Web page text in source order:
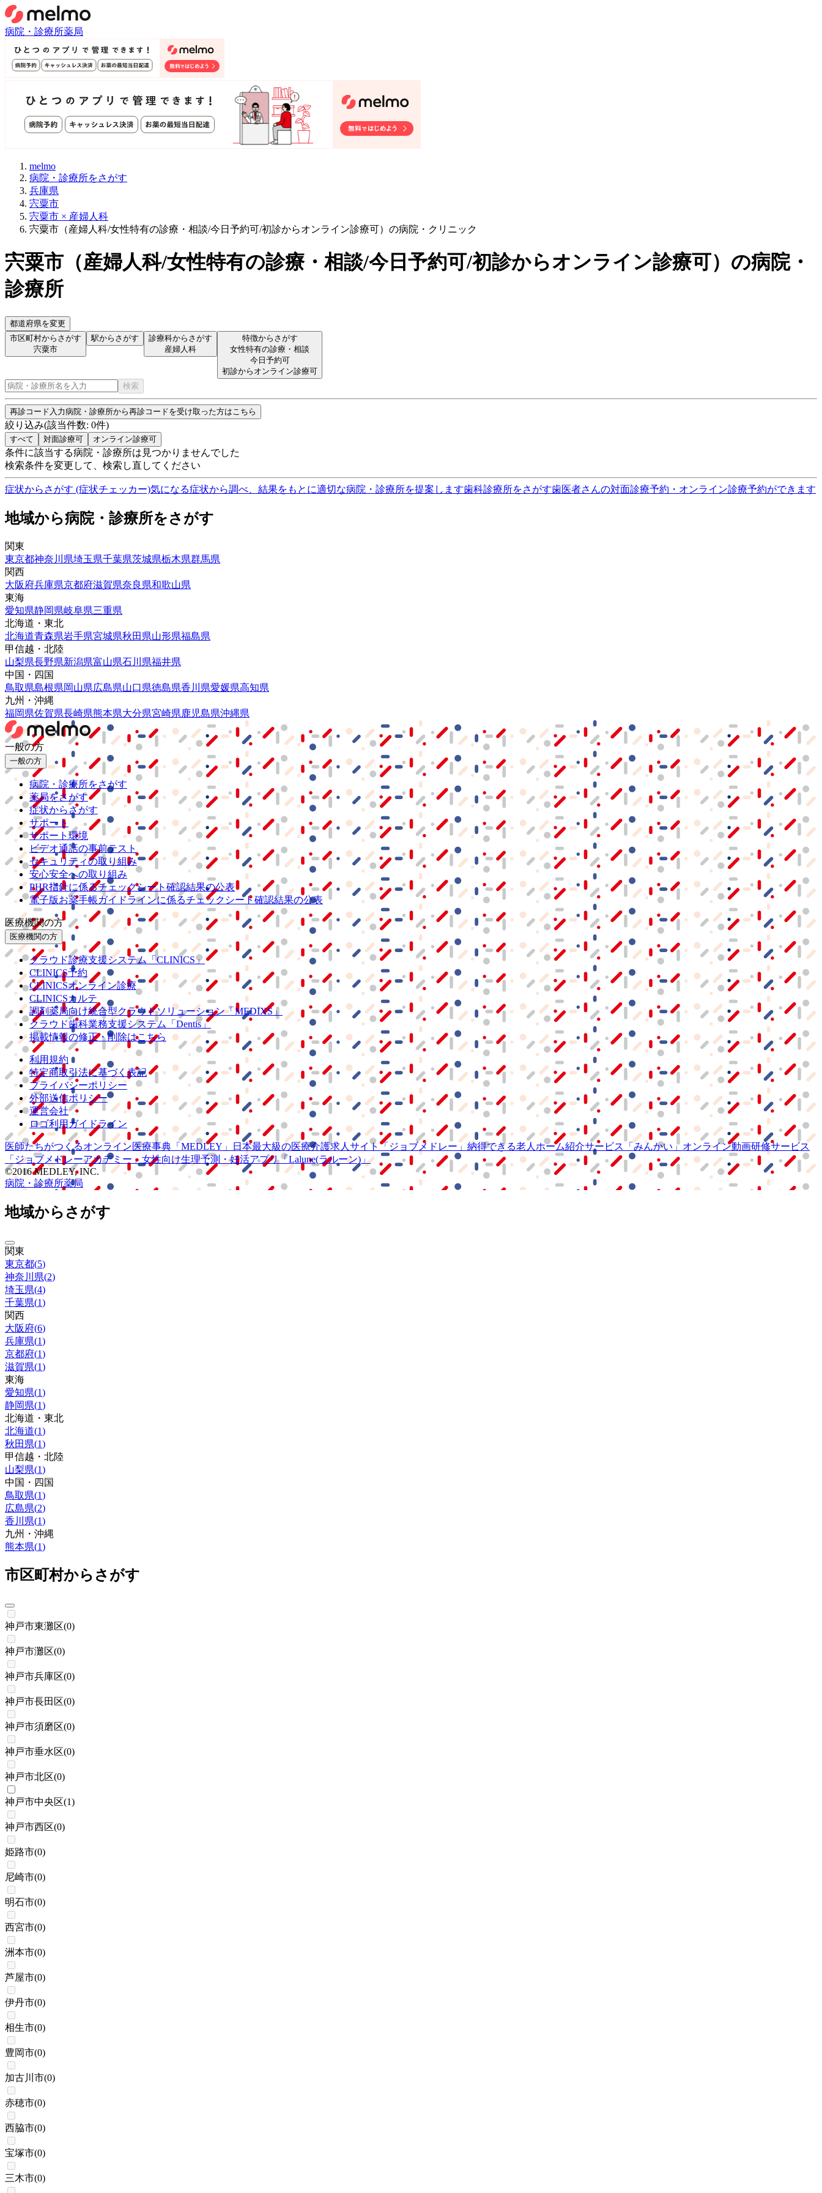
病院・診療所薬局
melmo
病院・診療所をさがす
兵庫県
宍粟市
宍粟市 × 産婦人科
宍粟市（産婦人科/女性特有の診療・相談/今日予約可/初診からオンライン診療可）の病院・クリニック
宍粟市 （産婦人科/女性特有の診療・相談/今日予約可/初診からオンライン診療可） の病院・
診療所
都道府県を変更
市区町村からさがす
宍粟市
駅からさがす
診療科からさがす
産婦人科
特徴からさがす
女性特有の診療・相談
今日予約可
初診からオンライン診療可
検索
再診コード入力病院・診療所から再診コードを受け取った方はこちら
絞り込み(該当件数: 0件)
すべて 対面診療可 オンライン診療可
条件に該当する病院・診療所は見つかりませんでした
検索条件を変更して、検索し直してください
症状からさがす (症状チェッカー)気になる症状から調べ、結果をもとに適切な病院・診療所を提案します歯科診療所をさがす歯医者さんの対面診療予約・オンライン診療予約ができます
地域から病院・診療所をさがす
関東
東京都神奈川県埼玉県千葉県茨城県栃木県群馬県
関西
大阪府兵庫県京都府滋賀県奈良県和歌山県
東海
愛知県静岡県岐阜県三重県
北海道・東北
北海道青森県岩手県宮城県秋田県山形県福島県
甲信越・北陸
山梨県長野県新潟県富山県石川県福井県
中国・四国
鳥取県島根県岡山県広島県山口県徳島県香川県愛媛県高知県
九州・沖縄
福岡県佐賀県長崎県熊本県大分県宮崎県鹿児島県沖縄県
一般の方
一般の方
病院・診療所をさがす
薬局をさがす
症状からさがす
サポート
サポート環境
ビデオ通話の事前テスト
セキュリティの取り組み
安心安全への取り組み
PHR指針に係るチェックシート確認結果の公表
電子版お薬手帳ガイドラインに係るチェックシート確認結果の公表
医療機関の方
医療機関の方
クラウド診療支援システム
「CLINICS」
CLINICS予約
CLINICSオンライン診療
CLINICSカルテ
調剤薬局向け統合型クラウドソリューション「MEDIXS」
クラウド歯科業務支援システム
「Dentis」
掲載情報の修正・削除はこちら
利用規約
特定商取引法に基づく表記
プライバシーポリシー
外部送信ポリシー
運営会社
ロゴ利用ガイドライン
医師たちがつくるオンライン医療事典 「MEDLEY」 日本最大級の医療介護求人サイト 「ジョブメドレー」 納得できる老人ホーム紹介サービス 「みんかい」 オンライン動画研修サービス
「ジョブメドレーアカデミー」 女性向け生理予測・妊活アプリ「Lalune(ラルーン)」
©2016 MEDLEY, INC.
病院・診療所薬局
地域からさがす
関東
東京都(5)
神奈川県(2)
埼玉県(4)
千葉県(1)
関西
大阪府(6)
兵庫県(1)
京都府(1)
滋賀県(1)
東海
愛知県(1)
静岡県(1)
北海道・東北
北海道(1)
秋田県(1)
甲信越・北陸
山梨県(1)
中国・四国
鳥取県(1)
広島県(2)
香川県(1)
九州・沖縄
熊本県(1)
市区町村からさがす
神戸市東灘区(0)
神戸市灘区(0)
神戸市兵庫区(0)
神戸市長田区(0)
神戸市須磨区(0)
神戸市垂水区(0)
神戸市北区(0)
神戸市中央区(1)
神戸市西区(0)
姫路市(0)
尼崎市(0)
明石市(0)
西宮市(0)
洲本市(0)
芦屋市(0)
伊丹市(0)
相生市(0)
豊岡市(0)
加古川市(0)
赤穂市(0)
西脇市(0)
宝塚市(0)
三木市(0)